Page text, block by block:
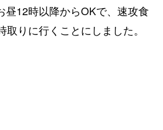
昼12時以降からOKで、速攻食
りに行くことにしました。